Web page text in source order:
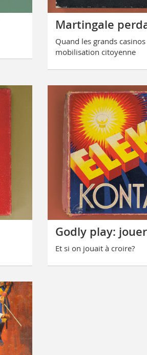
Martingale
Quand les grands
mobilisation citoyenne
Godly play:
Et si on jouait à croire?